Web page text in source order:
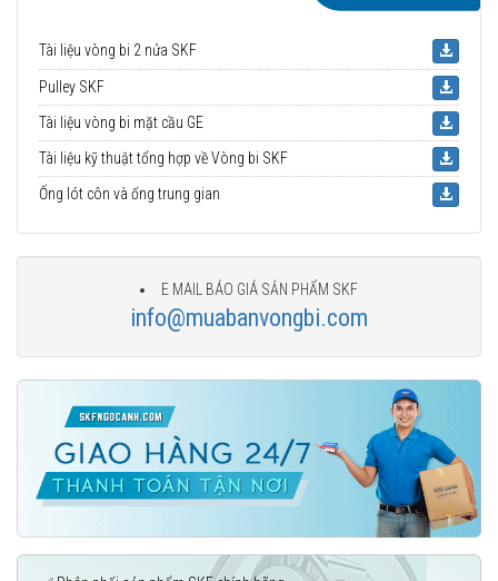
Tài liệu vòng bi 2 nửa SKF
Pulley SKF
Tài liệu vòng bi mặt cầu GE
Tài liệu kỹ thuật tổng hợp về Vòng bi SKF
Ống lót côn và ống trung gian
E MAIL BÁO GIÁ SẢN PHẨM SKF
info@muabanvongbi.com